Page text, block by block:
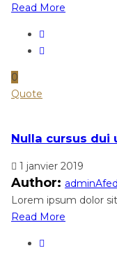
Read More
0
Quote
Nulla cursus
1 janvier 2019
Author:
Lorem ipsum dolor
Read More